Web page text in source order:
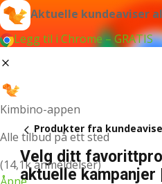
Aktuelle kundeaviser
Legg til i Chrome – GRATIS
Kimbino-appen
Alle tilbud på ett sted
(14,1k anmeldelser)
Produkter fra
Velg ditt
aktuelle kampanjer